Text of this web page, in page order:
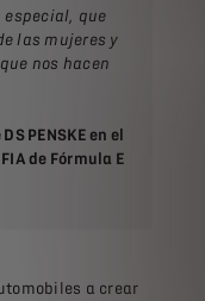
especial, que
las mujeres y
nos hacen
PENSKE en el
de Fórmula E
a crear